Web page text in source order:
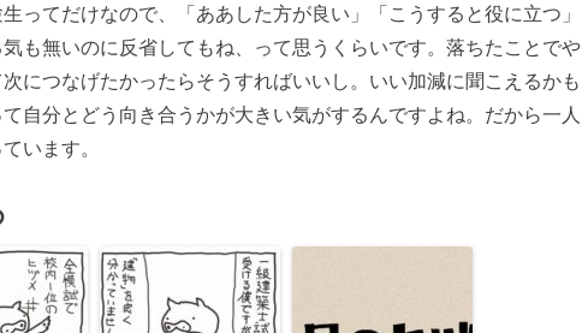
ってだけなので、「ああした方が良い」「こうすると役に立つ」
も無いのに反省してもね、って思うくらいです。落ちたことでや
につなげたかったらそうすればいいし。いい加減に聞こえるかも
自分とどう向き合うかが大きい気がするんですよね。だから一人
います。